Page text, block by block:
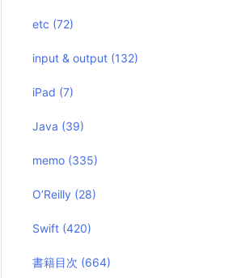
etc (72)
input & output (132)
iPad (7)
Java (39)
memo (335)
O’Reilly (28)
Swift (420)
書籍目次 (664)